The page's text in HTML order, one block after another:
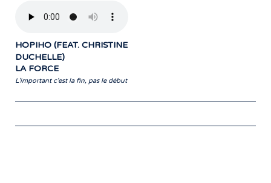
HOPIHO (FEAT. CHRISTINE
DUCHELLE)
LA FORCE
L'important c'est la fin, pas le début